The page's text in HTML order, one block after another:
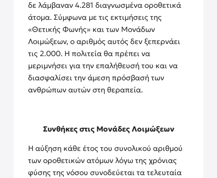
δε λάμβαναν 4.281 διαγνωσμένα οροθετικά
άτομα. Σύμφωνα με τις εκτιμήσεις της
«Θετικής Φωνής» και των Μονάδων
Λοιμώξεων, ο αριθμός αυτός δεν ξεπερνάει
τις 2.000. H πολιτεία θα πρέπει να
μεριμνήσει για την επαλήθευσή του και να
διασφαλίσει την άμεση πρόσβασή των
ανθρώπων αυτών στη θεραπεία.
Συνθήκες στις Μονάδες Λοιμώξεων
Η αύξηση κάθε έτος του συνολικού αριθμού
των οροθετικών ατόμων λόγω της χρόνιας
φύσης της νόσου συνοδεύεται τα τελευταία